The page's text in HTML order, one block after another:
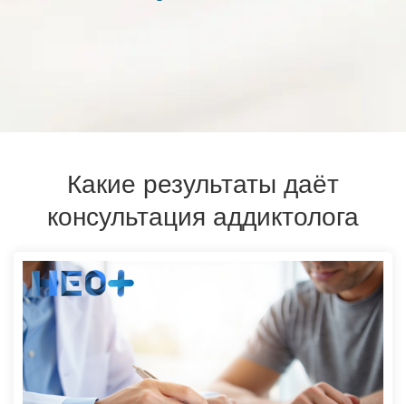
Какие результаты даёт
консультация аддиктолога